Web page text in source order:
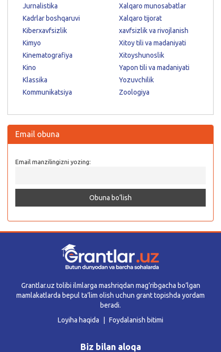
Jurnalistika
Kadrlar boshqaruvi
Kiberxavfsizlik
Kimyo
Kinematografiya
Kino
Klassika
Kommunikatsiya
Xalqaro munosabatlar
Xalqaro tijorat
xavfsizlik va rivojlanish
Xitoy tili va madaniyati
Xitoyshunoslik
Yapon tili va madaniyati
Yozuvchilik
Zoologiya
Email obuna
Email manzilingizni yozing:
Grantlar.uz tolibi ilmlarga mashriqdan mag’ribgacha bo’lgan
mamlakatlarda bepul ta’lim olish uchun grant topishda yordam
beradi.
Loyiha haqida
Foydalanish bitimi
Biz bilan aloqa